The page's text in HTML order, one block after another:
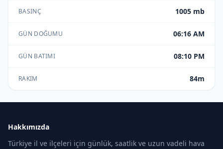
BASINÇ 1005 mb
GÜN DOĞUMU 06:16 AM
GÜN BATIMI 08:10 PM
RAKIM 84m
Hakkımızda
Türkiye il ve ilçeleri için günlük, saatlik ve uzun vadeli hava